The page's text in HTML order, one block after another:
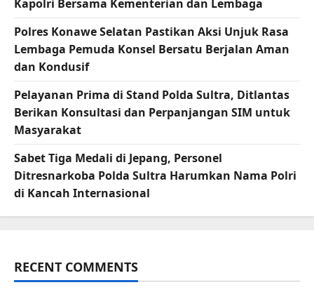
Kapolri Bersama Kementerian dan Lembaga
Polres Konawe Selatan Pastikan Aksi Unjuk Rasa
Lembaga Pemuda Konsel Bersatu Berjalan Aman
dan Kondusif
Pelayanan Prima di Stand Polda Sultra, Ditlantas
Berikan Konsultasi dan Perpanjangan SIM untuk
Masyarakat
Sabet Tiga Medali di Jepang, Personel
Ditresnarkoba Polda Sultra Harumkan Nama Polri
di Kancah Internasional
RECENT COMMENTS